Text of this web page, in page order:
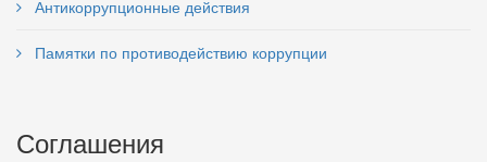
Антикоррупционные действия
Памятки по противодействию коррупции
Соглашения